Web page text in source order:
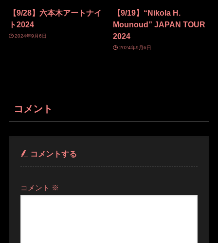
【9/28】六本木アートナイ
ト2024
2024年9月6日
【9/19】“Nikola H.
Mounoud” JAPAN TOUR
2024
2024年9月6日
コメント
コメントする
コメント ※